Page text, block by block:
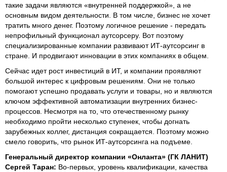
такие задачи являются «внутренней поддержкой», а не
основным видом деятельности. В том числе, бизнес не хочет
тратить много денег. Поэтому логичное решение - передать
непрофильный функционал аутсорсеру. Вот поэтому
специализированные компании развивают ИТ-аутсорсинг в
стране. И продвигают инновации в этих компаниях в общем.
Сейчас идет рост инвестиций в ИТ, и компании проявляют
большой интерес к цифровым решениям. Они не только
помогают успешно продавать услуги и товары, но и являются
ключом эффективной автоматизации внутренних бизнес-
процессов. Несмотря на то, что отечественному рынку
необходимо пройти несколько ступенек, чтобы догнать
зарубежных коллег, дистанция сокращается. Поэтому можно
смело говорить, что рынок ИТ-аутсорсинга на подъеме.
Генеральный директор компании «Онланта» (ГК ЛАНИТ)
Сергей Таран: Во-первых, уровень квалификации, качества